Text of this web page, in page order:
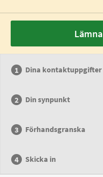
Dina kontaktuppgifter
Din synpunkt
Förhandsgranska
Skicka in